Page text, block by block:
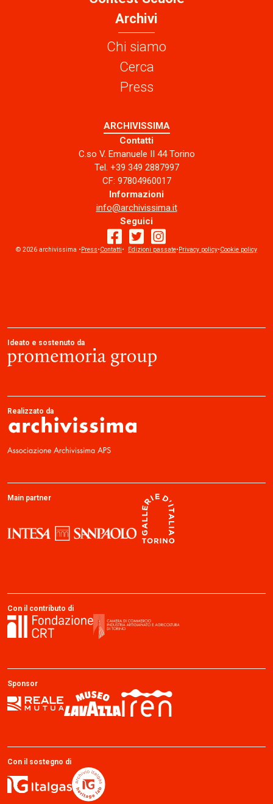
Archivi
Chi siamo
Cerca
Press
ARCHIVISSIMA
Contatti
C.so V. Emanuele II 44 Torino
Tel. +39 349 2887997
CF: 97804960017
Informazioni
info@archivissima.it
Seguici
facebook
twitterinstagram
© 2026 archivissima •Press•Contatti• Edizioni passate•Privacy policy•Cookie policy
Ideato e sostenuto da
Realizzato da
Main partner
Con il contributo di
Sponsor
Con il sostegno di